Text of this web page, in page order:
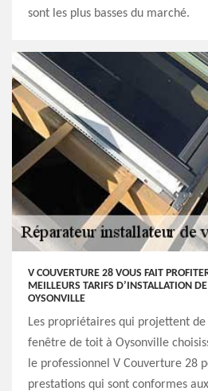
sont les plus basses du marché.
V COUVERTURE 28 VOUS FAIT
MEILLEURS TARIFS D’INSTALLATION
OYSONVILLE
Les propriétaires qui projettent
fenêtre de toit à Oysonville
le professionnel V Couverture 28
prestations qui sont conformes